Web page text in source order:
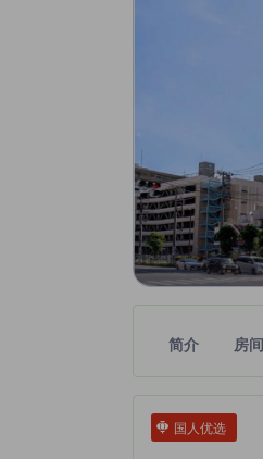
简介 房间
国人优选
tooltip
tooltip
金色星星表示的等